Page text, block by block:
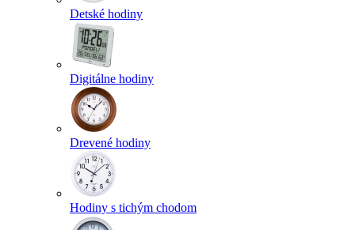
Detské hodiny
Digitálne hodiny
Drevené hodiny
Hodiny s tichým chodom